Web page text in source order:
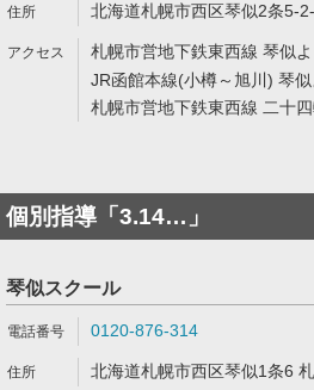
北海道札幌市西区琴似2条5-
札幌市営地下鉄東西線 琴似
JR函館本線(小樽～旭川) 琴
札幌市営地下鉄東西線 二十
個別指導「3.14…」
琴似スクール
0120-876-314
北海道札幌市西区琴似1条6